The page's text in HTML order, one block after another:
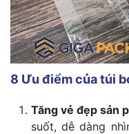
8 Ưu điểm của túi
Tăng vẻ đẹp sản
suốt, dễ dàng